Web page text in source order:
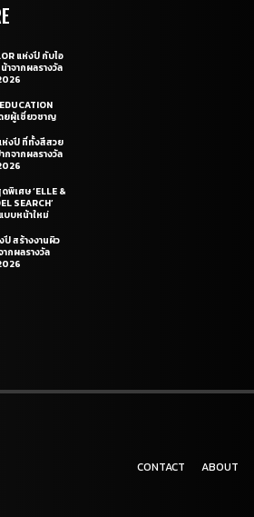
แห่งปี กับไอ
จากผลรางวัล
ยผู้เชี่ยวชาญ
ห่งปี ที่ทั้งสีสวย
กจากผลรางวัล
พิเศษ ‘ELLE &
SEARCH’
บบหน้าใหม่
สร้างงานผิว
กผลรางวัล
CONTACT ABOUT